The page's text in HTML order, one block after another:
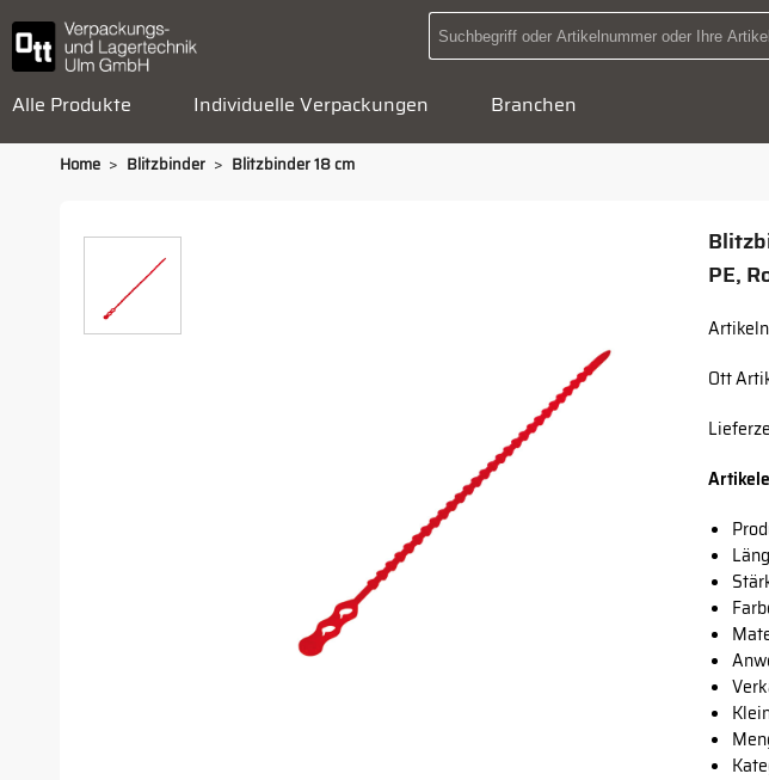
Suchbegriff
Alle Produkte Individuelle Verpackungen Branchen
Home > Blitzbinder > Blitzbinder 18 cm
PE,
Ott